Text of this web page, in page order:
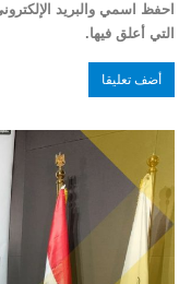
احفظ اسمي والبريد
التي أعلق فيها.